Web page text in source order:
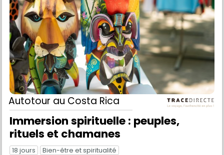
Autotour au Costa Rica
Immersion spirituelle : peuples,
rituels et chamanes
18 jours Bien-être et spiritualité